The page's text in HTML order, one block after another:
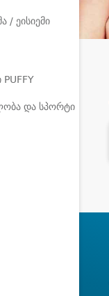
/ ეისიემი
და სპორტი